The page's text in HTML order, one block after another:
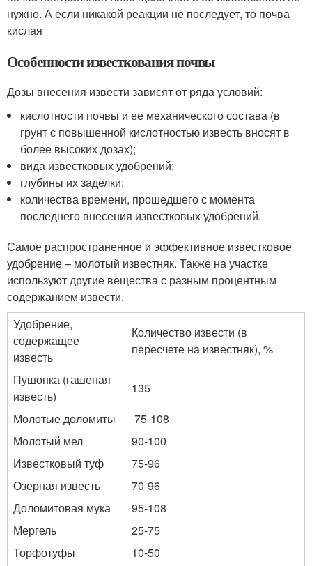
нужно. А если никакой реакции не последует, то почва
кислая
Особенности известкования почвы
Дозы внесения извести зависят от ряда условий:
кислотности почвы и ее механического состава (в
грунт с повышенной кислотностью известь вносят в
более высоких дозах);
вида известковых удобрений;
глубины их заделки;
количества времени, прошедшего с момента
последнего внесения известковых удобрений.
Самое распространенное и эффективное известковое
удобрение – молотый известняк. Также на участке
используют другие вещества с разным процентным
содержанием извести.
Удобрение,
содержащее
известь
Количество извести (в
пересчете на известняк), %
Пушонка (гашеная
известь)
135
Молотые доломиты
75-108
Молотый мел
90-100
Известковый туф
75-96
Озерная известь
70-96
Доломитовая мука
95-108
Мергель
25-75
Торфотуфы
10-50